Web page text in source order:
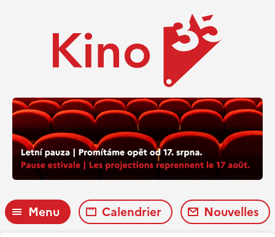
Menu Calendrier Nouvelles